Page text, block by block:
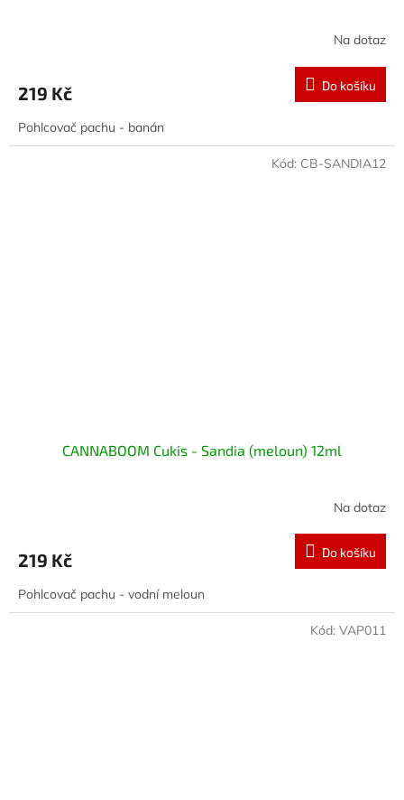
Na dotaz
219 Kč Do košíku
Pohlcovač pachu - banán
CANNABOOM Cukis - Sandia (meloun) 12ml
Na dotaz
219 Kč Do košíku
Pohlcovač pachu - vodní meloun
Kód: CB-SANDIA12
Kód: VAP011